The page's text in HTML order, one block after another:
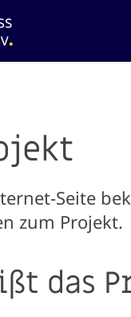
Seite
zum Projekt.
das